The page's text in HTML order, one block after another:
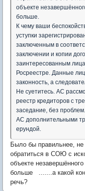
объекте
больше.
К чему ваши
уступки
заключенным в
заключении и копии
заинтересованным
Росреестре. Данные
законность, а
Не суетитесь. АС
реестр кредиторов с
заседание, без
АС дополнительными
ерундой.
Было бы правильнее,
обратиться в СОЮ с
объекте
больше .......а какой
речь?